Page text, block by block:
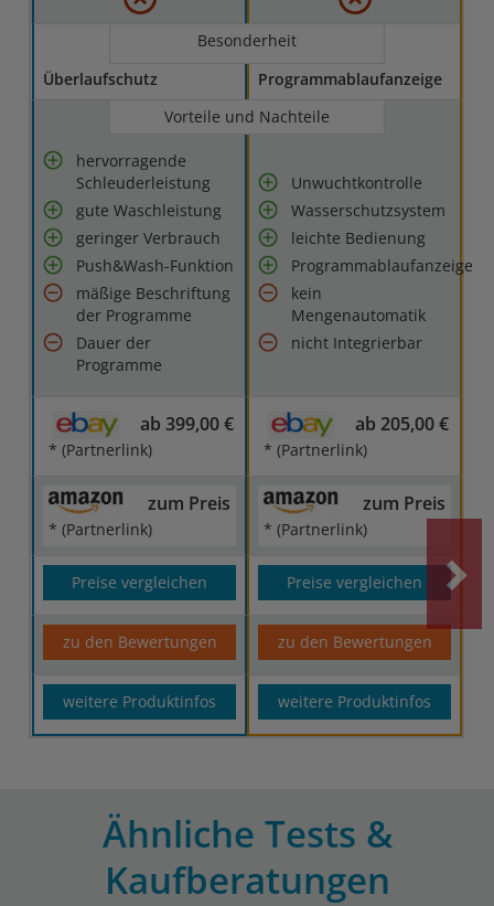
Besonderheit
Überlaufschutz
Programmablaufanzeige
Vorteile und Nachteile
hervorragende
Schleuderleistung
gute Waschleistung
geringer Verbrauch
Push&Wash-Funktion
mäßige Beschriftung
der Programme
Dauer der
Programme
Unwuchtkontrolle
Wasserschutzsystem
leichte Bedienung
Programmablaufanzeige
kein
Mengenautomatik
nicht Integrierbar
ab 399,00 €
* (Partnerlink)
ab 205,00 €
* (Partnerlink)
zum Preis
* (Partnerlink)
zum Preis
* (Partnerlink)
Preise vergleichen Preise vergleichen
zu den Bewertungen zu den Bewertungen
weitere Produktinfos weitere Produktinfos
Ähnliche Tests &
Kaufberatungen